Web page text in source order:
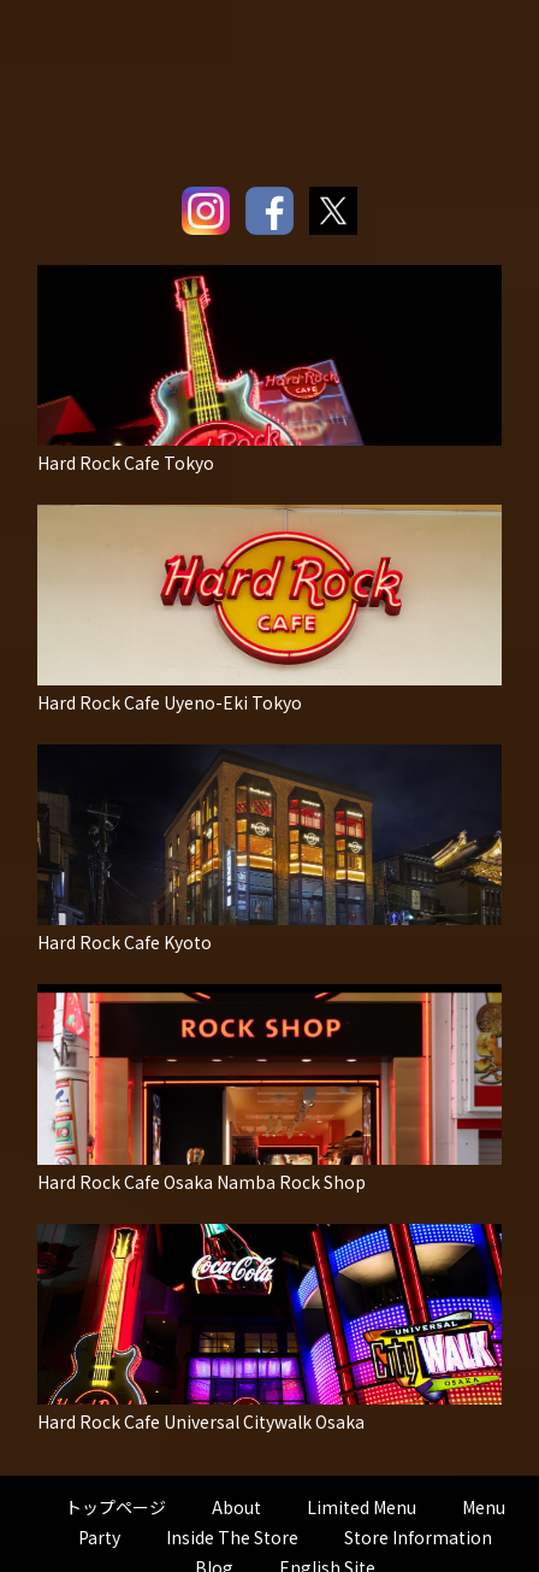
Hard Rock Cafe Tokyo
Hard Rock Cafe Uyeno-Eki Tokyo
Hard Rock Cafe Kyoto
Hard Rock Cafe Osaka Namba Rock Shop
Hard Rock Cafe Universal Citywalk Osaka
トップページ About Limited Menu
Menu
Party
Inside The Store
Store Information
Blog
English Site